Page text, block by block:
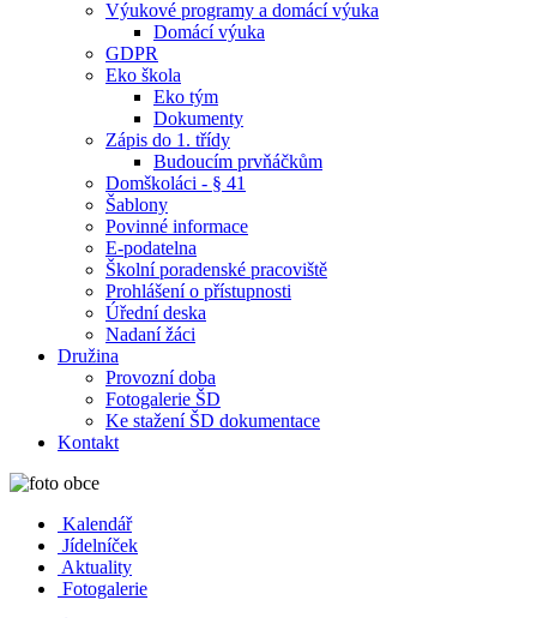
Výukové programy a domácí výuka
Domácí výuka
GDPR
Eko škola
Eko tým
Dokumenty
Zápis do 1. třídy
Budoucím prvňáčkům
Domškoláci - § 41
Šablony
Povinné informace
E-podatelna
Školní poradenské pracoviště
Prohlášení o přístupnosti
Úřední deska
Nadaní žáci
Družina
Provozní doba
Fotogalerie ŠD
Ke stažení ŠD dokumentace
Kontakt
Kalendář
Jídelníček
Aktuality
Fotogalerie